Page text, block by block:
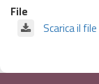
File
Scarica il file